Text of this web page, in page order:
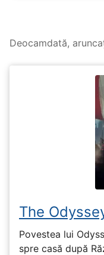
Deocamdată,
The
Povestea lui
spre casă după